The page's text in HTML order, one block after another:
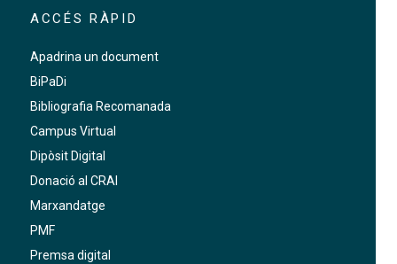
ACCÉS RÀPID
Apadrina un document
BiPaDi
Bibliografia Recomanada
Campus Virtual
Dipòsit Digital
Donació al CRAI
Marxandatge
PMF
Premsa digital